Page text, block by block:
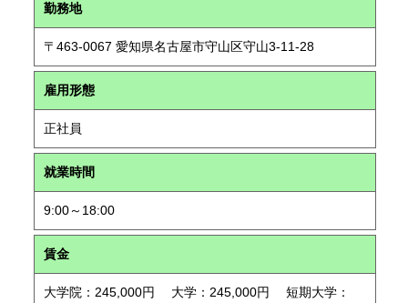
勤務地
〒463-0067 愛知県名古屋市守山区守山3-11-28
雇用形態
正社員
就業時間
9:00～18:00
賃金
大学院：245,000円 大学：245,000円 短期大学：